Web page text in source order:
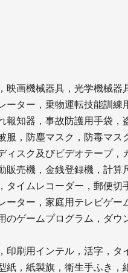
画機械器具，光学機械
ーター，乗物運転技能訓
知器，事故防護用手袋
，防塵マスク，防毒マ
スク及びビデオテープ
売機，金銭登録機，計
イムレコーダー，郵便
ター，家庭用テレビゲ
ゲームプログラム，ダ
刷用インテル，活字，タ
，紙製旗，衛生手ふき